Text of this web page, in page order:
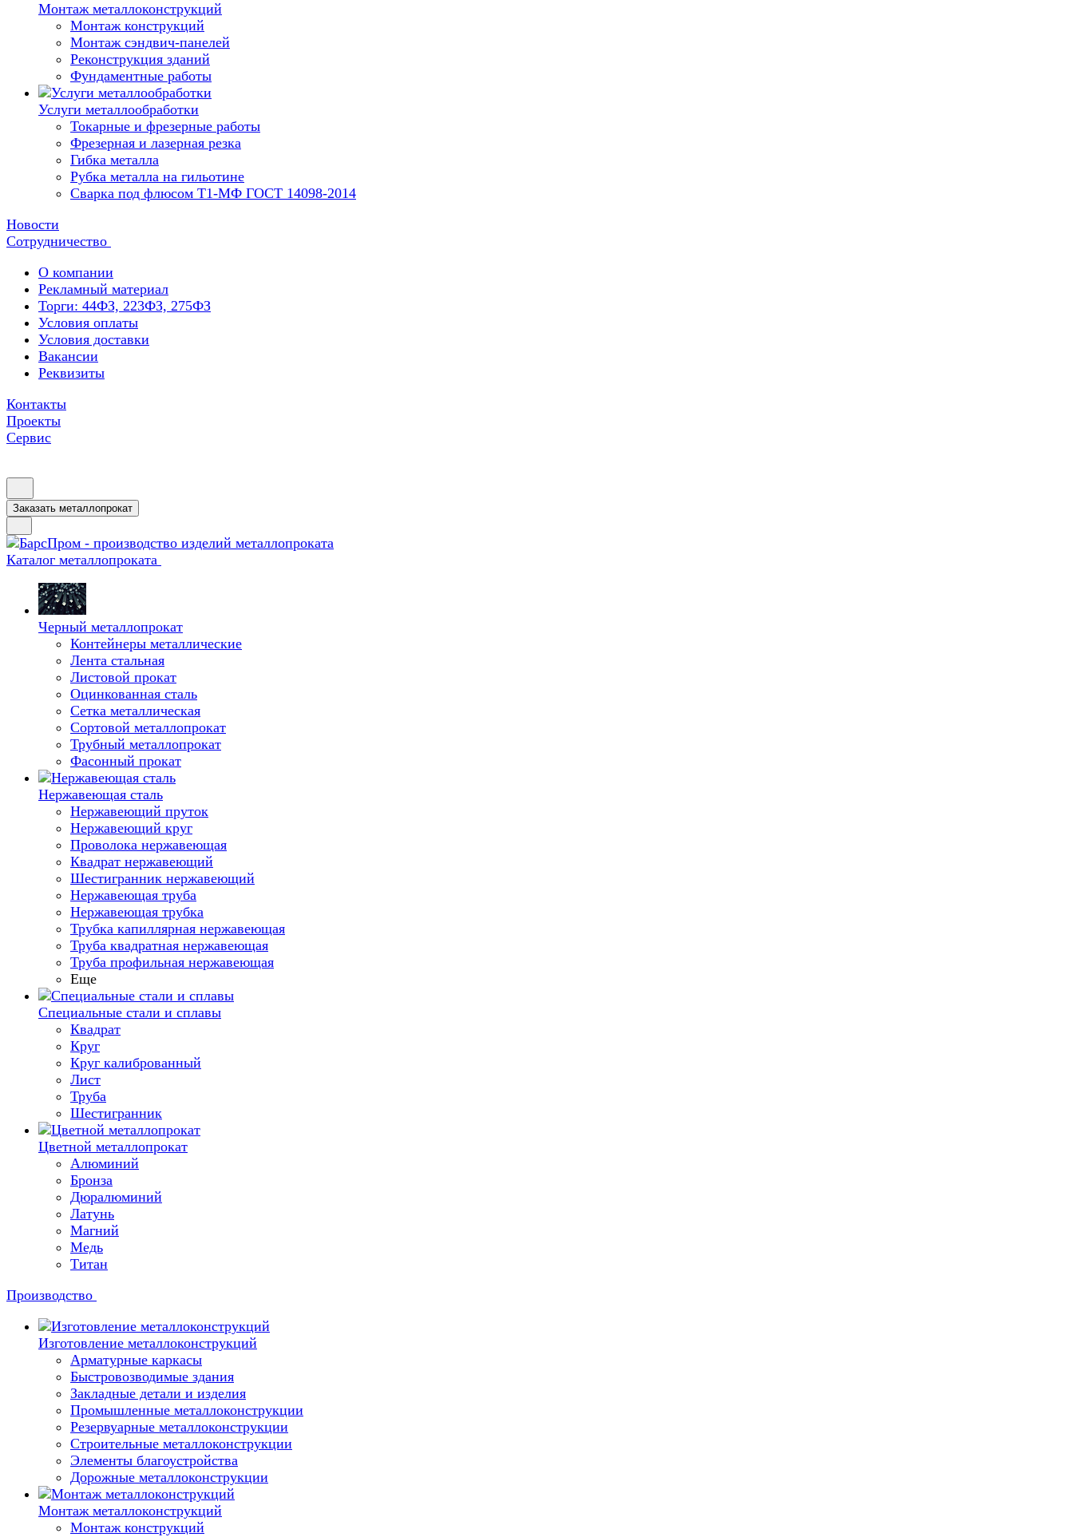
Монтаж металлоконструкций
Монтаж конструкций
Монтаж сэндвич-панелей
Реконструкция зданий
Фундаментные работы
Услуги металлообработки
Токарные и фрезерные работы
Фрезерная и лазерная резка
Гибка металла
Рубка металла на гильотине
Сварка под флюсом Т1-МФ ГОСТ 14098-2014
Новости
Сотрудничество
О компании
Рекламный материал
Торги: 44ФЗ, 223ФЗ, 275ФЗ
Условия оплаты
Условия доставки
Вакансии
Реквизиты
Контакты
Проекты
Сервис
Заказать металлопрокат
Каталог металлопроката
Черный металлопрокат
Контейнеры металлические
Лента стальная
Листовой прокат
Оцинкованная сталь
Сетка металлическая
Сортовой металлопрокат
Трубный металлопрокат
Фасонный прокат
Нержавеющая сталь
Нержавеющий пруток
Нержавеющий круг
Проволока нержавеющая
Квадрат нержавеющий
Шестигранник нержавеющий
Нержавеющая труба
Нержавеющая трубка
Трубка капиллярная нержавеющая
Труба квадратная нержавеющая
Труба профильная нержавеющая
Еще
Специальные стали и сплавы
Квадрат
Круг
Круг калиброванный
Лист
Труба
Шестигранник
Цветной металлопрокат
Алюминий
Бронза
Дюралюминий
Латунь
Магний
Медь
Титан
Производство
Изготовление металлоконструкций
Арматурные каркасы
Быстровозводимые здания
Закладные детали и изделия
Промышленные металлоконструкции
Резервуарные металлоконструкции
Строительные металлоконструкции
Элементы благоустройства
Дорожные металлоконструкции
Монтаж металлоконструкций
Монтаж конструкций